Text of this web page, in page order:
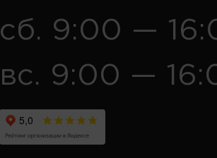
сб. 9:00 —
вс. 9:00 —